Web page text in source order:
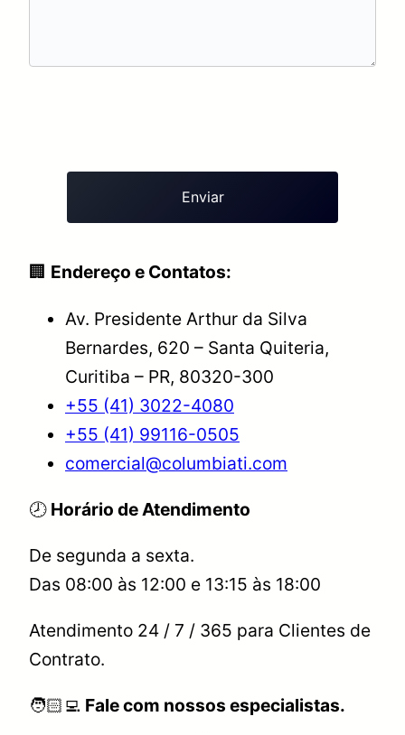
🏢 Endereço e Contatos:
Av. Presidente Arthur da Silva
Bernardes, 620 – Santa Quiteria,
Curitiba – PR, 80320-300
+55 (41) 3022-4080
+55 (41) 99116-0505
comercial@columbiati.com
🕗 Horário de Atendimento
De segunda a sexta.
Das 08:00 às 12:00 e 13:15 às 18:00
Atendimento 24 / 7 / 365 para Clientes de
Contrato.
🧑🏻‍💻 Fale com nossos especialistas.